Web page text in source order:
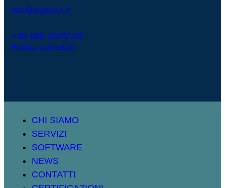
info@digitarca.it
+39 080 3325100
Politica aziendale
CHI SIAMO
SERVIZI
SOFTWARE
NEWS
CONTATTI